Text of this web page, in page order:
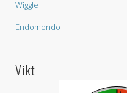
Wiggle
Endomondo
Vikt